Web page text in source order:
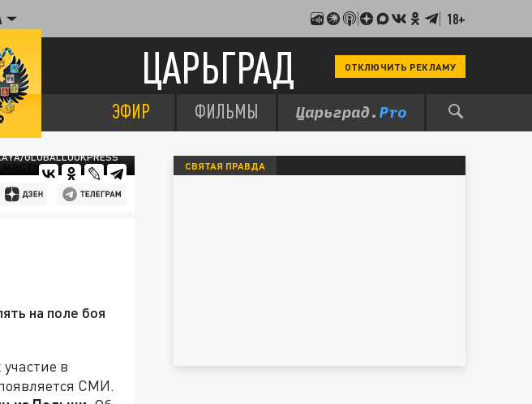
18+
ЦАРЬГРАД ОТКЛЮЧИТЬ РЕКЛАМУ
ЭФИР ФИЛЬМЫ
GLOBALLOOKPRESS
на поле боя
в
СМИ.
СВЯТАЯ ПРАВДА